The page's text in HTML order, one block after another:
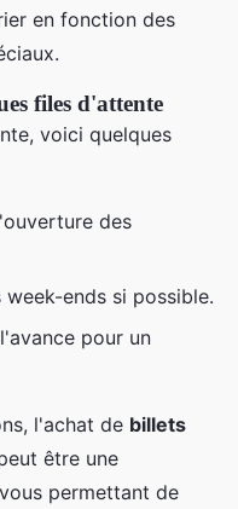
en fonction des
files d'attente
voici quelques
des
ends si possible.
pour un
l'achat de billets
être une
permettant de